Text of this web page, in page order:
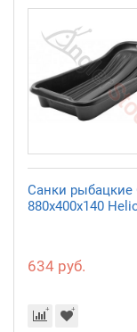
Санки рыбацкие
880x400x140
634 руб.